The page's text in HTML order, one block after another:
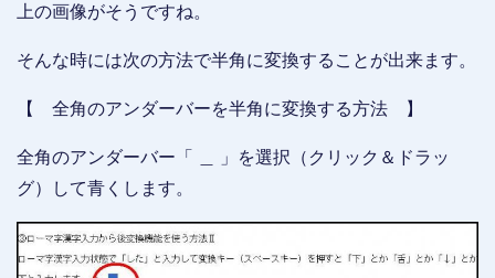
上の画像がそうですね。
そんな時には次の方法で半角に変換することが出来ます。
【 全角のアンダーバーを半角に変換する方法 】
全角のアンダーバー「 ＿ 」を選択（クリック＆ドラッ
グ）して青くします。